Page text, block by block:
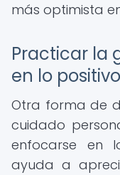
más optimista
Practicar la
en lo positivo
Otra forma de
cuidado
enfocarse en
ayuda a